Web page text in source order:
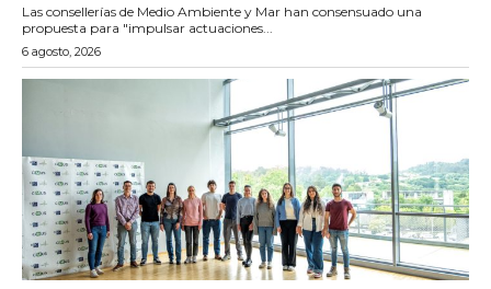
Las consellerías de Medio Ambiente y Mar han consensuado una
propuesta para "impulsar actuaciones...
6 agosto, 2026